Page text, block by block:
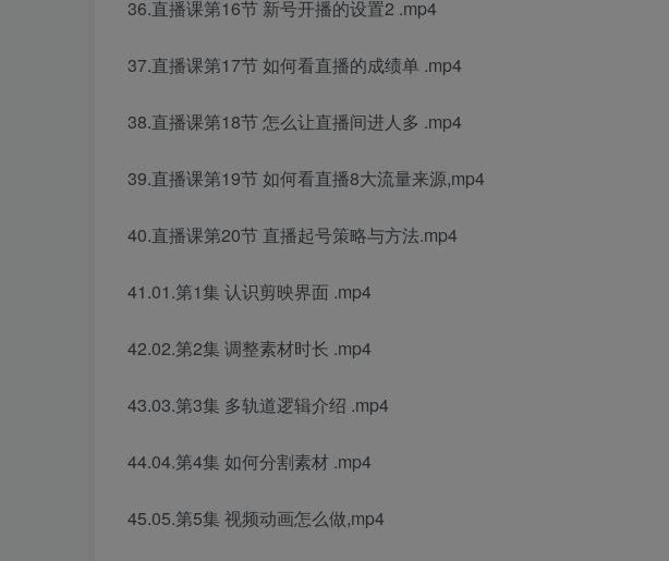
36.直播课第16节 新号开播的设置2 .mp4
37.直播课第17节 如何看直播的成绩单 .mp4
38.直播课第18节 怎么让直播间进人多 .mp4
39.直播课第19节 如何看直播8大流量来源,mp4
40.直播课第20节 直播起号策略与方法.mp4
41.01.第1集 认识剪映界面 .mp4
42.02.第2集 调整素材时长 .mp4
43.03.第3集 多轨道逻辑介绍 .mp4
44.04.第4集 如何分割素材 .mp4
45.05.第5集 视频动画怎么做,mp4